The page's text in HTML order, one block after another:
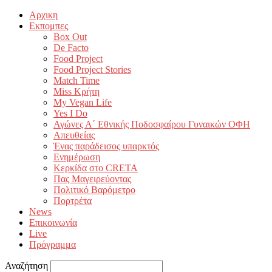
Αρχικη
Εκπομπες
Box Out
De Facto
Food Project
Food Project Stories
Match Time
Miss Κρήτη
My Vegan Life
Yes I Do
Αγώνες Α΄ Εθνικής Ποδοσφαίρου Γυναικών ΟΦΗ
Απευθείας
Ένας παράδεισος υπαρκτός
Ενημέρωση
Κερκίδα στο CRETA
Πας Μαγειρεύοντας
Πολιτικό Βαρόμετρο
Πορτρέτα
News
Επικοινωνία
Live
Πρόγραμμα
Αναζήτηση